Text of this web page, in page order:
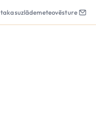
takasuzlādemeteovēsture